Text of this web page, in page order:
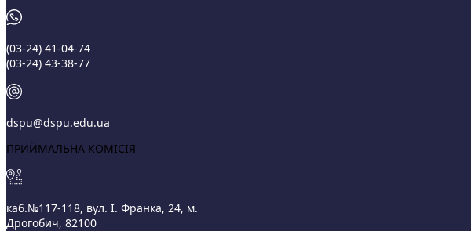
(03‑24) 41‑04‑74
(03‑24) 43‑38‑77
dspu@dspu.edu.ua
ПРИЙМАЛЬНА КОМІСІЯ
каб.№117-118, вул. І. Франка, 24, м.
Дрогобич, 82100